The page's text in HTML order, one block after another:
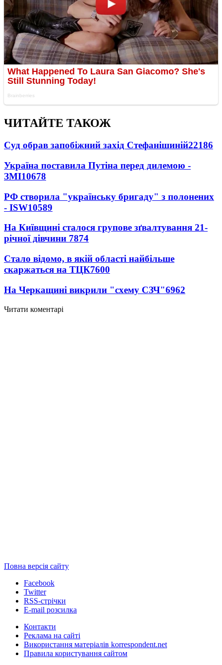
ЧИТАЙТЕ ТАКОЖ
Суд обрав запобіжний захід Стефанішиній22186
Україна поставила Путіна перед дилемою -
ЗМІ10678
РФ створила "українську бригаду" з полонених
- ISW10589
На Київщині сталося групове зґвалтування 21-
річної дівчини 7874
Стало відомо, в якій області найбільше
скаржаться на ТЦК7600
На Черкащині викрили "схему СЗЧ"6962
Читати коментарі
Повна версія сайту
Facebook
Twitter
RSS-стрічки
E-mail розсилка
Контакти
Реклама на сайті
Використання матеріалів korrespondent.net
Правила користування сайтом